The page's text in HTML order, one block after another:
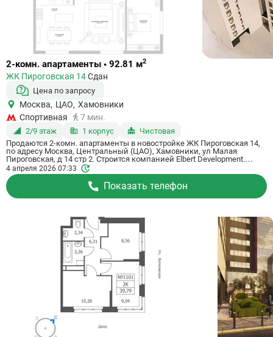
Ссылка
квартиру
2-комн. апартаменты • 92.81 м2
ЖК Пироговская 14Сдан
Цена по запросу
Москва, ЦАО, Хамовники
Спортивная
7 мин.
2/9 этаж 1 корпус
Чистовая
Продаются 2-комн. апартаменты в новостройке ЖК Пироговская 14,
по адресу Москва, Центральный (ЦАО), Хамовники, ул Малая
Пироговская, д 14 стр 2. Строится компанией Elbert Development.
Апартаменты сдаются в 3 квартале 2022 года с чистовой отделкой, в
7 минутах пешком от станции метро Спортивная. Общая площадь
апартаментов - 92.81 кв. м. Этаж 2. ID апартаментов на СтройкиРУ
564756, скажите его когда будете звонить.
4 апреля 2026 07:33
Показать телефон